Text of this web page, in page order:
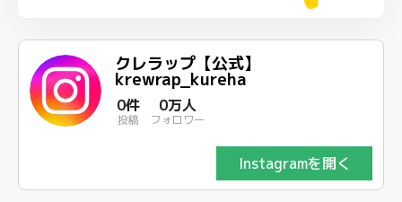
クレラップ【公式】
krewrap_kureha
0件
投稿
0万人
フォロワー
Instagramを開く